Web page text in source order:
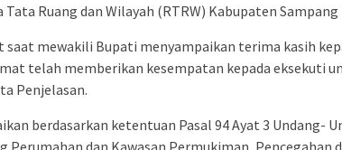
Tata Ruang dan Wilayah (RTRW) Kabupaten Sampang
saat mewakili Bupati menyampaikan terima kasih
telah memberikan kesempatan kepada eksekuti
Penjelasan.
berdasarkan ketentuan Pasal 94 Ayat 3 Undang-
Perumahan dan Kawasan Permukiman, Pencegahan